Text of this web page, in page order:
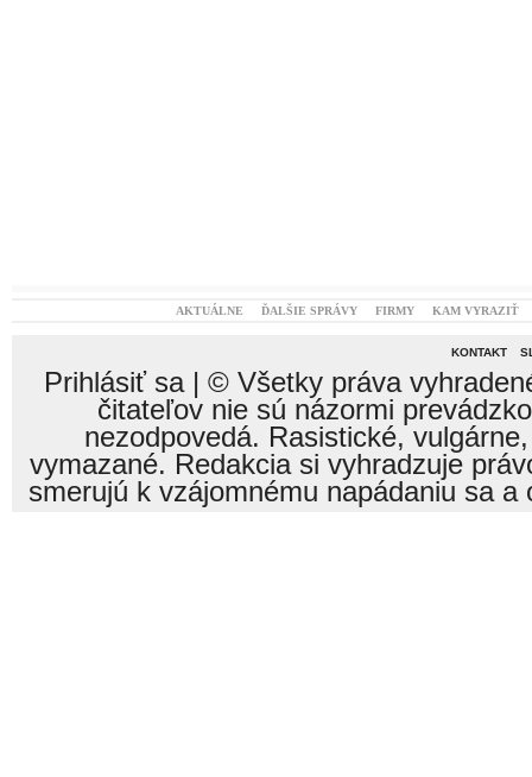
AKTUÁLNE ĎALŠIE SPRÁVY FIRMY KAM VYRAZIŤ
KONTAKT
Prihlásiť sa| © Všetky práva
čitateľov nie sú názormi
nezodpovedá. Rasistické,
vymazané. Redakcia si vyhradzuje
smerujú k vzájomnému napádaniu sa